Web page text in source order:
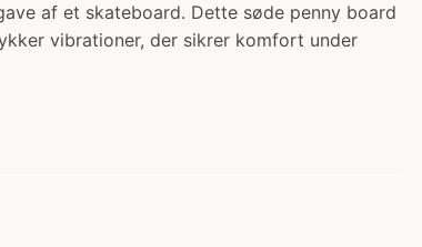
af et skateboard. Dette søde penny board
vibrationer, der sikrer komfort under